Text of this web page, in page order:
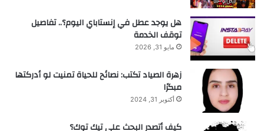
هل يوجد عطل في إنستاباي اليوم؟.. تفاصيل
توقف الخدمة
مايو 31, 2026
زهرة الصياد تكتب: نصائح للحياة تمنيت لو أدركتها
مبكرًا
أكتوبر 31, 2024
كيف أتصدر البحث على تيك توك؟